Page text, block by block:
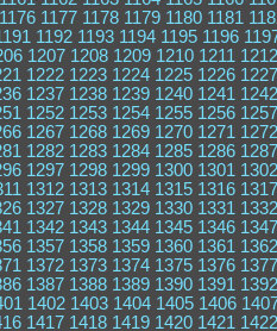
1176 1177 1178 1179 1180 1181
1192 1193 1194 1195 1196
1207 1208 1209 1210 1211 1212
1222 1223 1224 1225 1226 1227
1237 1238 1239 1240 1241 1242
1252 1253 1254 1255 1256 1257
1267 1268 1269 1270 1271 1272
1282 1283 1284 1285 1286 1287
1297 1298 1299 1300 1301 1302
1312 1313 1314 1315 1316 1317
1327 1328 1329 1330 1331 1332
1342 1343 1344 1345 1346 1347
1357 1358 1359 1360 1361 1362
1372 1373 1374 1375 1376 1377
1387 1388 1389 1390 1391 1392
1402 1403 1404 1405 1406
1417 1418 1419 1420 1421 1422